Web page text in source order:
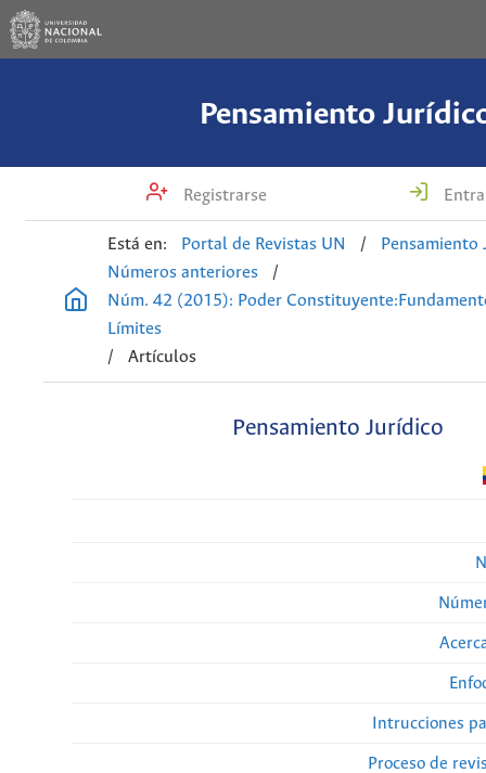
Pensamiento
Registrarse
Está en: Portal de Revistas UN /
Pensamiento
Números anteriores
/
Núm. 42 (2015): Poder
Límites
/
Artículos
Pensamiento Jurídico
Intrucciones
Proceso de